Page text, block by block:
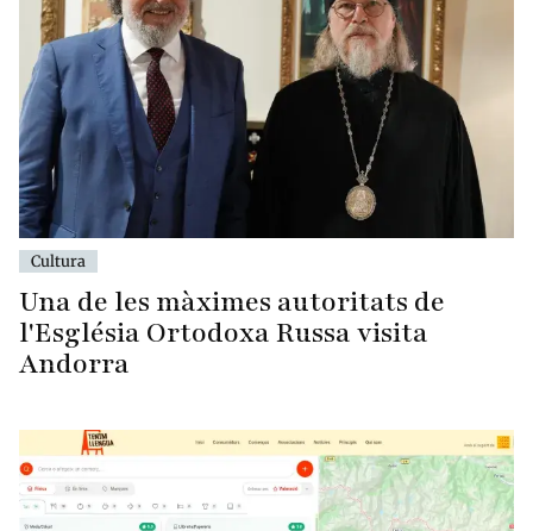
Cultura
Una de les màximes autoritats de
l'Església Ortodoxa Russa visita
Andorra